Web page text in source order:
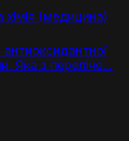
хімія (медицина)
Яка з переліче...